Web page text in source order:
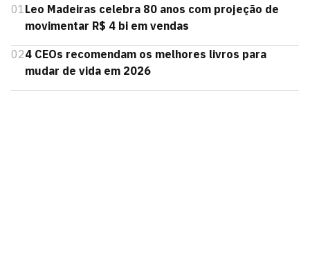
01Leo Madeiras celebra 80 anos com projeção de
movimentar R$ 4 bi em vendas
024 CEOs recomendam os melhores livros para
mudar de vida em 2026